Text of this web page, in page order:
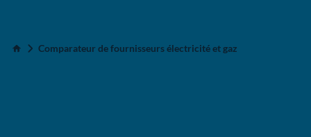
Accueil
Comparateur de fournisseurs électricité et gaz